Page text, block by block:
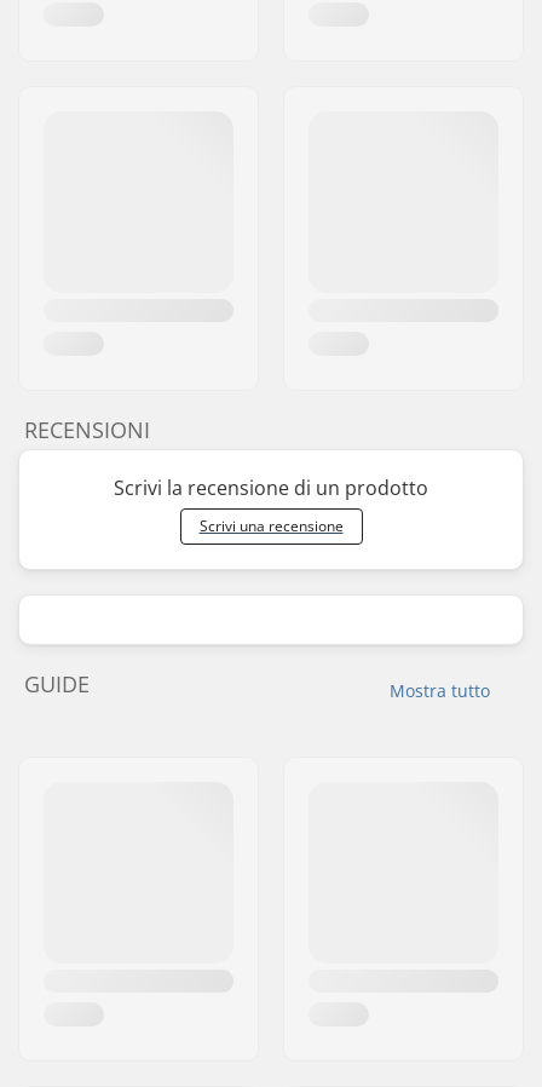
RECENSIONI
Scrivi la recensione di un prodotto
Scrivi una recensione
Mostra tutto
GUIDE